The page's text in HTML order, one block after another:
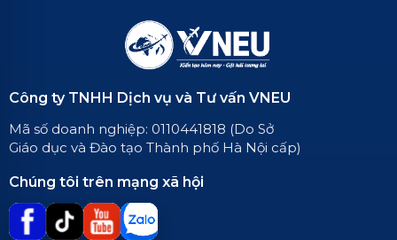
Công ty TNHH Dịch vụ và Tư vấn VNEU
Mã số doanh nghiệp: 0110441818 (Do Sở
Giáo dục và Đào tạo Thành phố Hà Nội cấp)
Chúng tôi trên mạng xã hội